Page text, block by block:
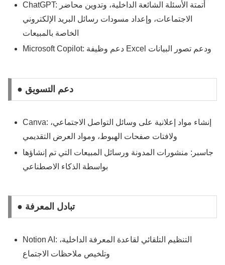
ChatGPT: أتمتة الأسئلة الشائعة الداخلية، وتدوين محاضر
الاجتماعات، وإعداد مسودات رسائل البريد الإلكتروني
الخاصة بالمبيعات
Microsoft Copilot: دعم وظيفة Excel ودعم تصور البيانات
● دعم التسويق
Canva: إنشاء مواد إعلانية على وسائل التواصل الاجتماعي،
ولافتات صفحات الهبوط، ومواد العرض التقديمي
جاسبر: منشورات المدونة ورسائل المبيعات التي تم إنشاؤها
بواسطة الذكاء الاصطناعي
● تبادل المعرفة
Notion AI: التنظيم التلقائي لقاعدة المعرفة الداخلية،
وتلخيص ملاحظات الاجتماع